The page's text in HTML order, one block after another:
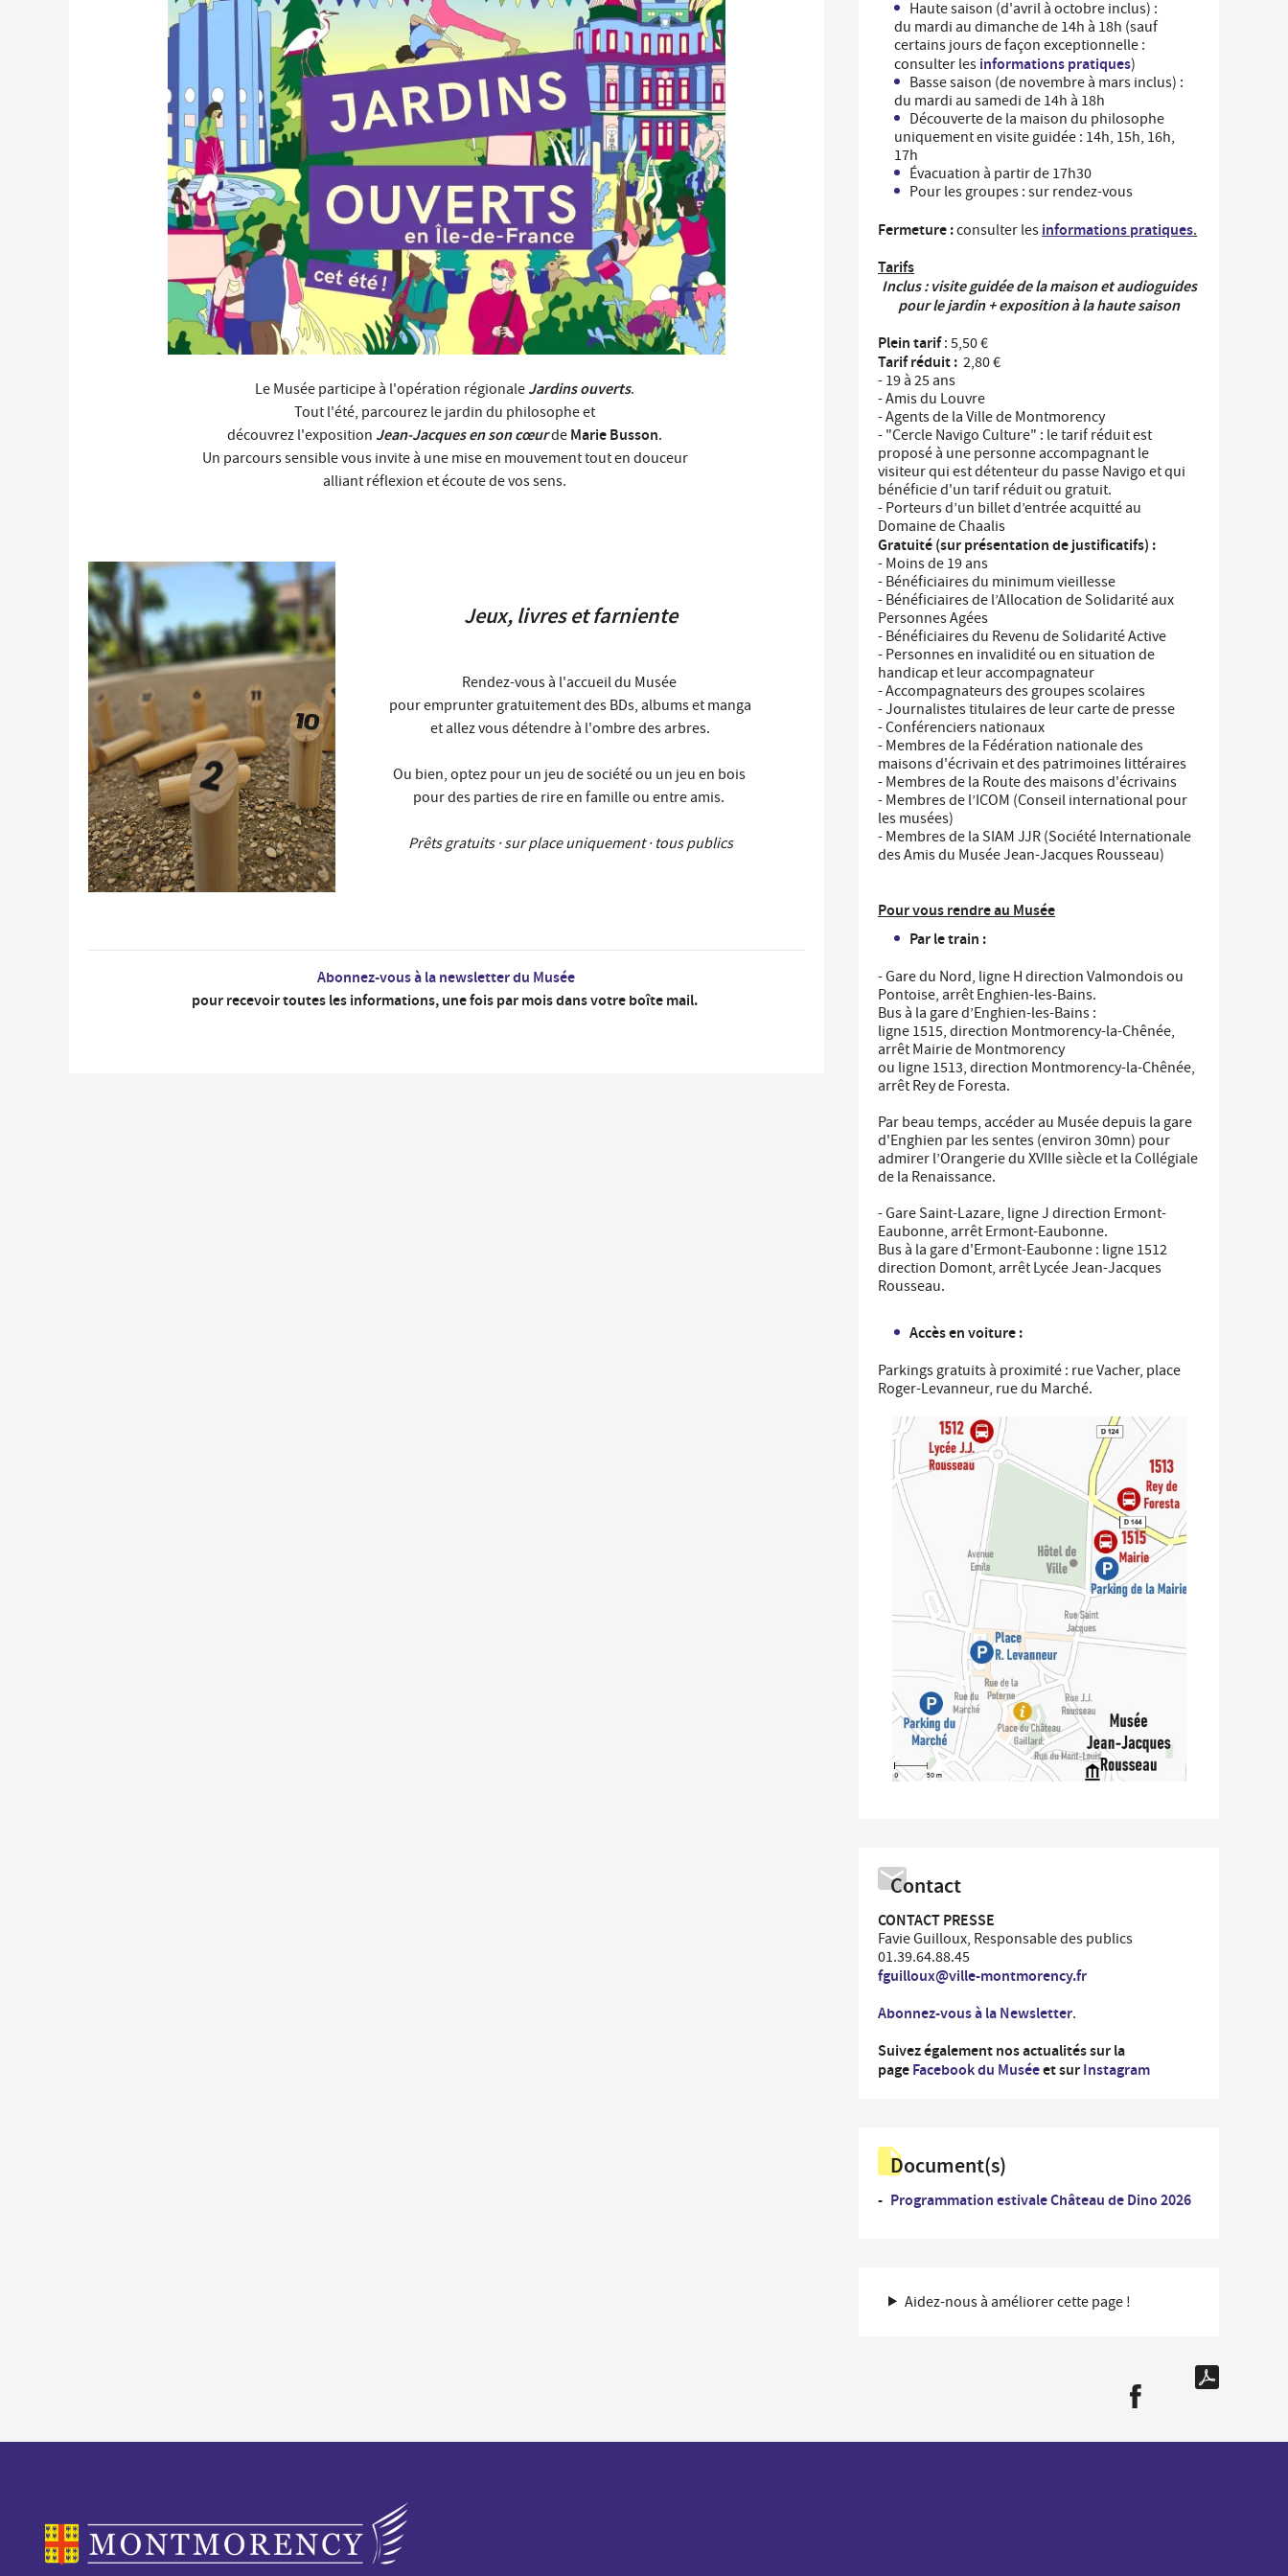
Commerces, entreprises et services
Distribution de produits en circuit court
Démarches administratives liées aux commerces
Les événements de vos commerçants
Santé et aides solidaires Coordonnées des Services de la Ville et numéros
Emploi
Événementiel
Diplômes du travail
Vide-greniers
Location et prêt des salles municipales
...
Un
professionnel
...
Un
nouvel
arrivant
Le Musée participe à l'opération régionale Jardins ouverts.
Tout l'été, parcourez le jardin du philosophe et
découvrez l'exposition Jean-Jacques en son cœurde Marie Busson.
Un parcours sensible vous invite à une mise en mouvement tout en douceur
alliant réflexion et écoute de vos sens.
Jeux, livres et farniente
Rendez-vous à l'accueil du Musée
pour emprunter gratuitement des BDs, albums et manga
et allez vous détendre à l'ombre des arbres.
Ou bien, optez pour un jeu de société ou un jeu en bois
pour des parties de rire en famille ou entre amis.
Prêts gratuits · sur place uniquement · tous publics
Abonnez-vous à la newsletter du Musée
pour recevoir toutes les informations, une fois par mois dans votre boîte mail.
Haute saison (d'avril à octobre inclus) :
du mardi au dimanche de 14h à 18h (sauf
certains jours de façon exceptionnelle :
consulter les informations pratiques)
Basse saison (de novembre à mars inclus) :
du mardi au samedi de 14h à 18h
Découverte de la maison du philosophe
uniquement en visite guidée : 14h, 15h, 16h,
17h
Évacuation à partir de 17h30
Pour les groupes : sur rendez-vous
Fermeture :consulter les informations pratiques.
Tarifs
Inclus : visite guidée de la maison et audioguides
pour le jardin + exposition à la haute saison
Plein tarif: 5,50 €
Tarif réduit :2,80 €
- 19 à 25 ans
- Amis du Louvre
- Agents de la Ville de Montmorency
- "Cercle Navigo Culture" : le tarif réduit est
proposé à une personne accompagnant le
visiteur qui est détenteur du passe Navigo et qui
bénéficie d'un tarif réduit ou gratuit.
- Porteurs d’un billet d’entrée acquitté au
Domaine de Chaalis
Gratuité (sur présentation de justificatifs) :
- Moins de 19 ans
- Bénéficiaires du minimum vieillesse
- Bénéficiaires de l’Allocation de Solidarité aux
Personnes Agées
- Bénéficiaires du Revenu de Solidarité Active
- Personnes en invalidité ou en situation de
handicap et leur accompagnateur
- Accompagnateurs des groupes scolaires
- Journalistes titulaires de leur carte de presse
- Conférenciers nationaux
- Membres de la Fédération nationale des
maisons d'écrivain et des patrimoines littéraires
- Membres de la Route des maisons d'écrivains
- Membres de l’ICOM (Conseil international pour
les musées)
- Membres de la SIAM JJR (Société Internationale
des Amis du Musée Jean-Jacques Rousseau)
Pour vous rendre au Musée
Par le train :
- Gare du Nord, ligne H direction Valmondois ou
Pontoise, arrêt Enghien-les-Bains.
Bus à la gare d’Enghien-les-Bains :
ligne 1515, direction Montmorency-la-Chênée,
arrêt Mairie de Montmorency
ou ligne 1513, direction Montmorency-la-Chênée,
arrêt Rey de Foresta.
Par beau temps, accéder au Musée depuis la gare
d'Enghien par les sentes (environ 30mn) pour
admirer l’Orangerie du XVIIIe siècle et la Collégiale
de la Renaissance.
- Gare Saint-Lazare, ligne J direction Ermont-
Eaubonne, arrêt Ermont-Eaubonne.
Bus à la gare d'Ermont-Eaubonne : ligne 1512
direction Domont, arrêt Lycée Jean-Jacques
Rousseau.
Accès en voiture :
Parkings gratuits à proximité : rue Vacher, place
Roger-Levanneur, rue du Marché.
Contact
CONTACT PRESSE
Favie Guilloux, Responsable des publics
01.39.64.88.45
fguilloux@ville-montmorency.fr
Abonnez-vous à la Newsletter.
Suivez également nos actualités sur la
pageFacebook du Muséeet surInstagram
Document(s)
Programmation estivale Château de Dino 2026
Aidez-nous à améliorer cette page !